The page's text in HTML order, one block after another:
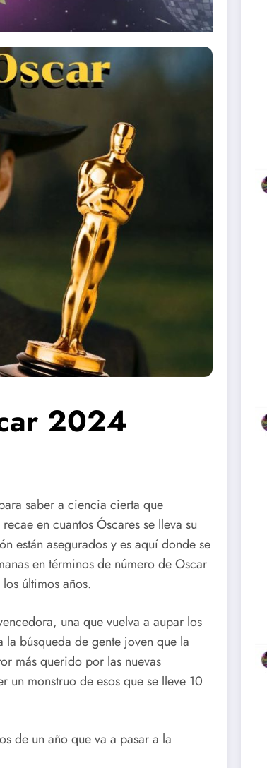
2024
saber a ciencia cierta que
en cuantos Óscares se lleva su
están asegurados y es aquí donde se
en términos de número de Oscar
últimos años.
una que vuelva a aupar los
búsqueda de gente joven que la
más querido por las nuevas
un monstruo de esos que se lleve 10
de un año que va a pasar a la